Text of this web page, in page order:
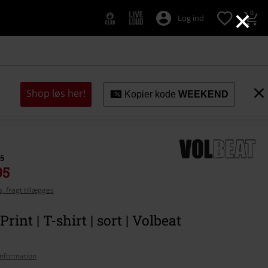
×
Log ind 0
Shop løs her! Kopier kode WEEKEND
fragt tillægges
| T-shirt | sort | Volbeat